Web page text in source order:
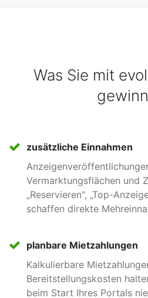
Grundfunktionen des Portals
erweiterten Ansprüchen
Probleme integrieren.
Mehrwert bei
Firmen können sich mit einem
selber präsentieren, sondern
nutzen, mit dem sie eine
Anzeigen in der eigenen
Darkmode
Das Marktplatzportal wird
des Darkmode ausgeliefert.
stromsparend, sondern schont
Was Sie mit
zusätzliche Einnahmen
Vermarktungsflächen und
„Reservieren", „Top-
schaffen direkte
planbare Mietzahlungen
Kalkulierbare
Bereitstellungskosten
beim Start Ihres Portals